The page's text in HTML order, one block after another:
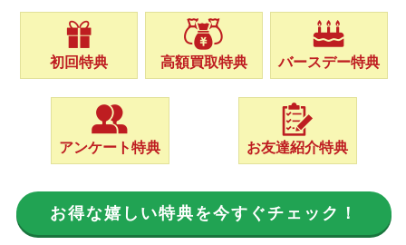
初回特典 高額買取特典 バースデー特典
アンケート特典 お友達紹介特典
お得な嬉しい特典を今すぐチェック！